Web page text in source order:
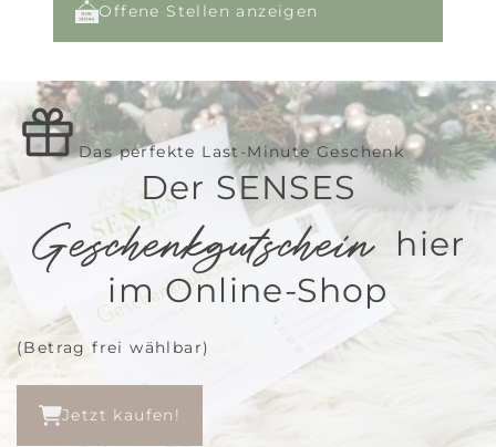
Offene Stellen anzeigen
Das perfekte Last-Minute Geschenk
Der SENSES
Geschenkgutschein hier
im Online-Shop
(Betrag frei wählbar)
Jetzt kaufen!